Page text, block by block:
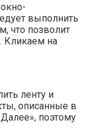
выполнить
что позволит
Кликаем на
ленту и
описанные в
поэтому